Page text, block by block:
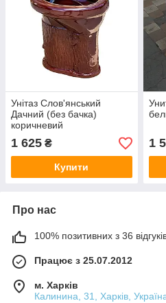
Унітаз Слов'янський
Дачний (без бачка)
коричневий
1 625 ₴
Купити
1
Про нас
100% позитивних з 36
Працює з 25.07.2012
м. Харків
Калинина, 31, Харків,